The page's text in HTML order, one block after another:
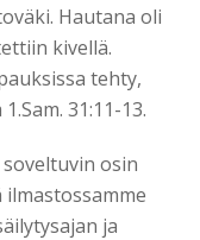
Hautana oli
kivellä.
tehty,
31:11-13.
osin
ja